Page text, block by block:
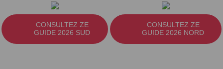
CONSULTEZ ZE
GUIDE 2026 SUD
CONSULTEZ ZE
GUIDE 2026 NORD